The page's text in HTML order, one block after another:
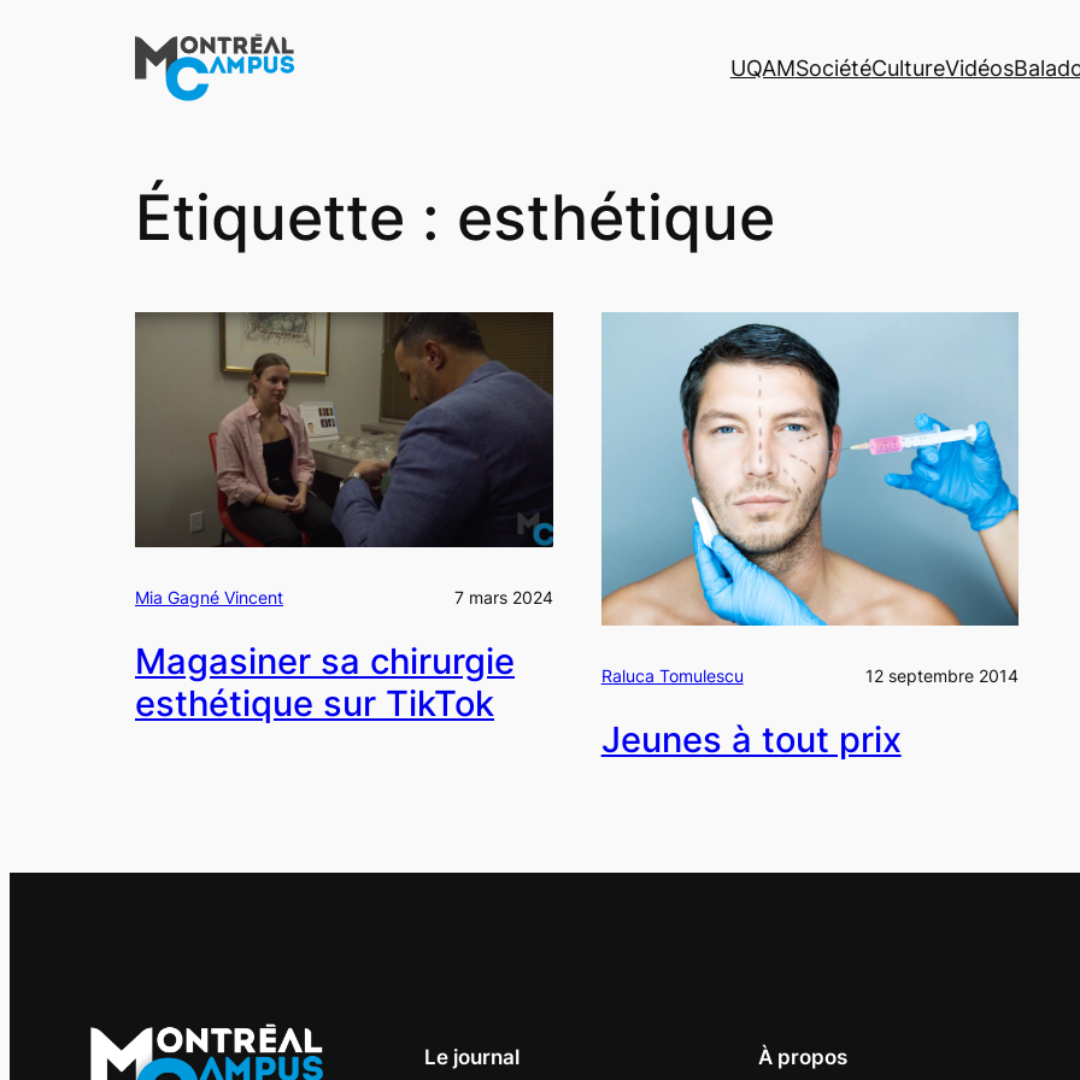
UQAMSociétéCultureVidéos
Étiquette : esthétique
Mia Gagné Vincent 7 mars 2024
Magasiner sa chirurgie
esthétique sur TikTok
Raluca Tomulescu 12 septembre 2014
Jeunes à tout prix
Le journal À propos